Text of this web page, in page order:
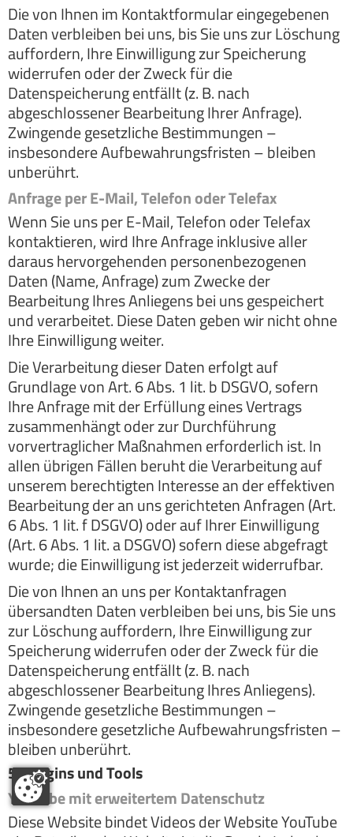
Die von Ihnen im Kontaktformular eingegebenen
Daten verbleiben bei uns, bis Sie uns zur Löschung
auffordern, Ihre Einwilligung zur Speicherung
widerrufen oder der Zweck für die
Datenspeicherung entfällt (z. B. nach
abgeschlossener Bearbeitung Ihrer Anfrage).
Zwingende gesetzliche Bestimmungen –
insbesondere Aufbewahrungsfristen – bleiben
unberührt.
Anfrage per E-Mail, Telefon oder Telefax
Wenn Sie uns per E-Mail, Telefon oder Telefax
kontaktieren, wird Ihre Anfrage inklusive aller
daraus hervorgehenden personenbezogenen
Daten (Name, Anfrage) zum Zwecke der
Bearbeitung Ihres Anliegens bei uns gespeichert
und verarbeitet. Diese Daten geben wir nicht ohne
Ihre Einwilligung weiter.
Die Verarbeitung dieser Daten erfolgt auf
Grundlage von Art. 6 Abs. 1 lit. b DSGVO, sofern
Ihre Anfrage mit der Erfüllung eines Vertrags
zusammenhängt oder zur Durchführung
vorvertraglicher Maßnahmen erforderlich ist. In
allen übrigen Fällen beruht die Verarbeitung auf
unserem berechtigten Interesse an der effektiven
Bearbeitung der an uns gerichteten Anfragen (Art.
6 Abs. 1 lit. f DSGVO) oder auf Ihrer Einwilligung
(Art. 6 Abs. 1 lit. a DSGVO) sofern diese abgefragt
wurde; die Einwilligung ist jederzeit widerrufbar.
Die von Ihnen an uns per Kontaktanfragen
übersandten Daten verbleiben bei uns, bis Sie uns
zur Löschung auffordern, Ihre Einwilligung zur
Speicherung widerrufen oder der Zweck für die
Datenspeicherung entfällt (z. B. nach
abgeschlossener Bearbeitung Ihres Anliegens).
Zwingende gesetzliche Bestimmungen –
insbesondere gesetzliche Aufbewahrungsfristen –
bleiben unberührt.
5. Plugins und Tools
YouTube mit erweitertem Datenschutz
Diese Website bindet Videos der Website YouTube